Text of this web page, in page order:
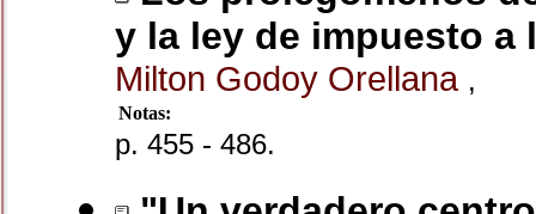
y la ley de impuesto a
Milton Godoy Orellana ,
Notas:
p. 455 - 486.